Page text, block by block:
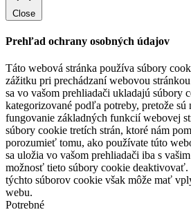
Close
Prehľad ochrany osobných údajov
Táto webová stránka používa súbory
zážitku pri prechádzaní webovou
sa vo vašom prehliadači ukladajú súbory
kategorizované podľa potreby, pretože sú
fungovanie základných funkcií webovej
súbory cookie tretích strán, ktoré nám
porozumieť tomu, ako používate túto
sa uložia vo vašom prehliadači iba s
možnosť tieto súbory cookie
týchto súborov cookie však môže mať
webu.
Potrebné